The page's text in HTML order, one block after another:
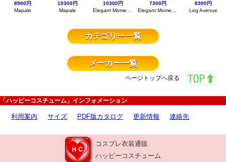
8900円
Mapale
10300円
Mapale
10300円
Elegant Moments
7300円
Elegant Moments
8300円
Leg Avenue
カテゴリー一覧
メーカー一覧
ページトップへ戻る
「ハッピーコスチューム」インフォメーション
利用案内 サイズ PDF版カタログ 更新情報 連絡先
コスプレ衣装通販
ハッピーコスチューム